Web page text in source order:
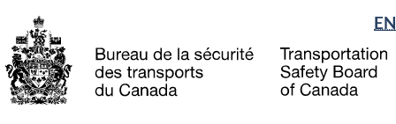
to
main
to
"About
government"
à
la
Sélection
de
la
langue
EN